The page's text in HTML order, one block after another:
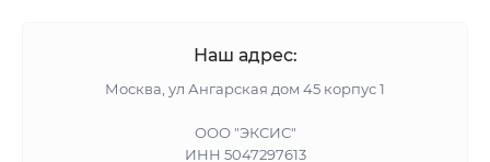
Наш адрес:
Москва, ул Ангарская дом 45 корпус 1
ООО "ЭКСИС"
ИНН 5047297613